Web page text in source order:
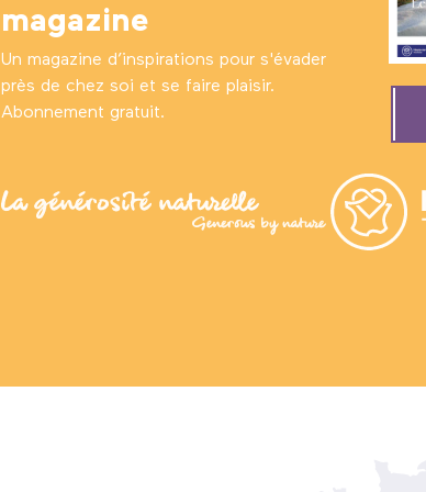
magazine
Un magazine d’inspirations pour s'évader
près de chez soi et se faire plaisir.
Abonnement gratuit.